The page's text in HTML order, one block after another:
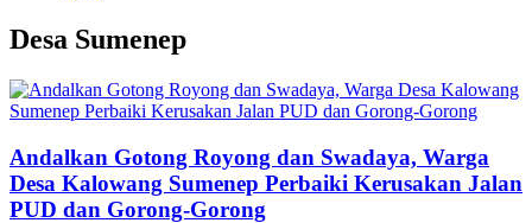
Desa Sumenep
Andalkan Gotong Royong dan Swadaya, Warga
Desa Kalowang Sumenep Perbaiki Kerusakan Jalan
PUD dan Gorong-Gorong